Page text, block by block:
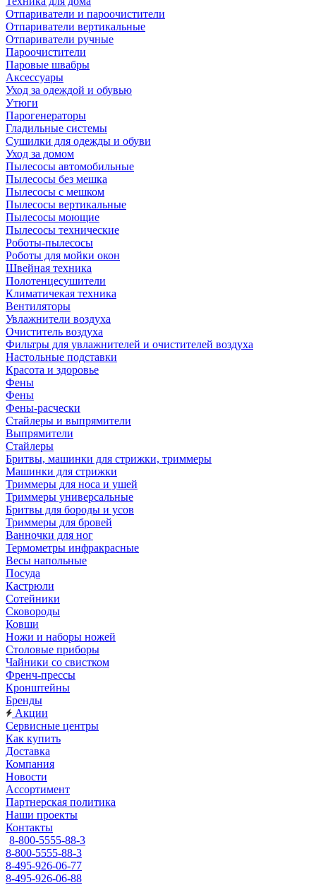
Отпариватели и пароочистители
Отпариватели вертикальные
Отпариватели ручные
Пароочистители
Паровые швабры
Аксессуары
Уход за одеждой и обувью
Утюги
Парогенераторы
Гладильные системы
Сушилки для одежды и обуви
Уход за домом
Пылесосы автомобильные
Пылесосы без мешка
Пылесосы с мешком
Пылесосы вертикальные
Пылесосы моющие
Пылесосы технические
Роботы-пылесосы
Роботы для мойки окон
Швейная техника
Полотенцесушители
Климатичекая техника
Вентиляторы
Увлажнители воздуха
Очиститель воздуха
Фильтры для увлажнителей и очистителей воздуха
Настольные подставки
Красота и здоровье
Фены
Фены
Фены-расчески
Стайлеры и выпрямители
Выпрямители
Стайлеры
Бритвы, машинки для стрижки, триммеры
Машинки для стрижки
Триммеры для носа и ушей
Триммеры универсальные
Бритвы для бороды и усов
Триммеры для бровей
Ванночки для ног
Термометры инфракрасные
Весы напольные
Посуда
Кастрюли
Сотейники
Сковороды
Ковши
Ножи и наборы ножей
Столовые приборы
Чайники со свистком
Френч-прессы
Кронштейны
Бренды
Акции
Сервисные центры
Как купить
Доставка
Компания
Новости
Ассортимент
Партнерская политика
Наши проекты
Контакты
8-800-5555-88-3
8-800-5555-88-3
8-495-926-06-77
8-495-926-06-88